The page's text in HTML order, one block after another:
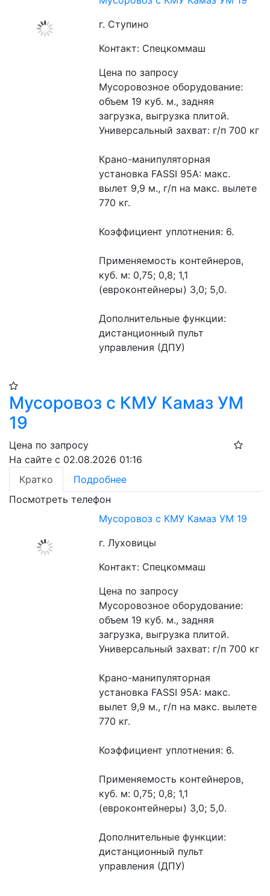
г. Ступино
Контакт: Спецкоммаш
Цена по запросу
Мусоровозное оборудование:
объем 19 куб. м., задняя
загрузка, выгрузка плитой.
Универсальный захват: г/п 700 кг
Крано-манипуляторная
установка FASSI 95А: макс.
вылет 9,9 м., г/п на макс. вылете
770 кг.
Коэффициент уплотнения: 6.
Применяемость контейнеров,
куб. м: 0,75; 0,8; 1,1
(евроконтейнеры) 3,0; 5,0.
Дополнительные функции:
дистанционный пульт
управления (ДПУ)
Мусоровоз с КМУ Камаз УМ
19
Цена по запросу
На сайте с 02.08.2026 01:16
Кратко
Подробнее
Посмотреть телефон
Мусоровоз с КМУ Камаз УМ 19
г. Луховицы
Контакт: Спецкоммаш
Цена по запросу
Мусоровозное оборудование:
объем 19 куб. м., задняя
загрузка, выгрузка плитой.
Универсальный захват: г/п 700 кг
Крано-манипуляторная
установка FASSI 95А: макс.
вылет 9,9 м., г/п на макс. вылете
770 кг.
Коэффициент уплотнения: 6.
Применяемость контейнеров,
куб. м: 0,75; 0,8; 1,1
(евроконтейнеры) 3,0; 5,0.
Дополнительные функции:
дистанционный пульт
управления (ДПУ)